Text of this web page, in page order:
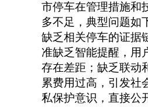
市停车在管理措施和
多不足，典型问题如
缺乏相关停车的证据
准缺乏智能提醒，用
存在差距；缺乏联动
累费用过高，引发社
私保护意识，直接公